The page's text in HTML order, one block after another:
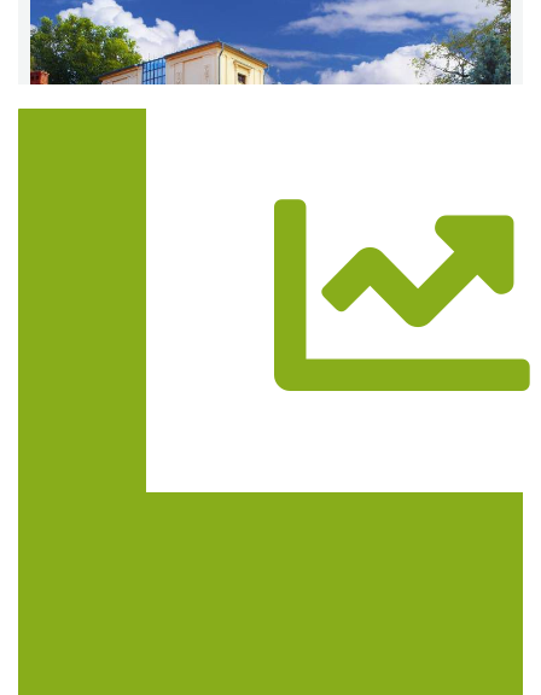
Trasa